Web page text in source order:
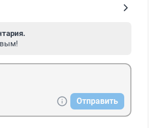
Отправить